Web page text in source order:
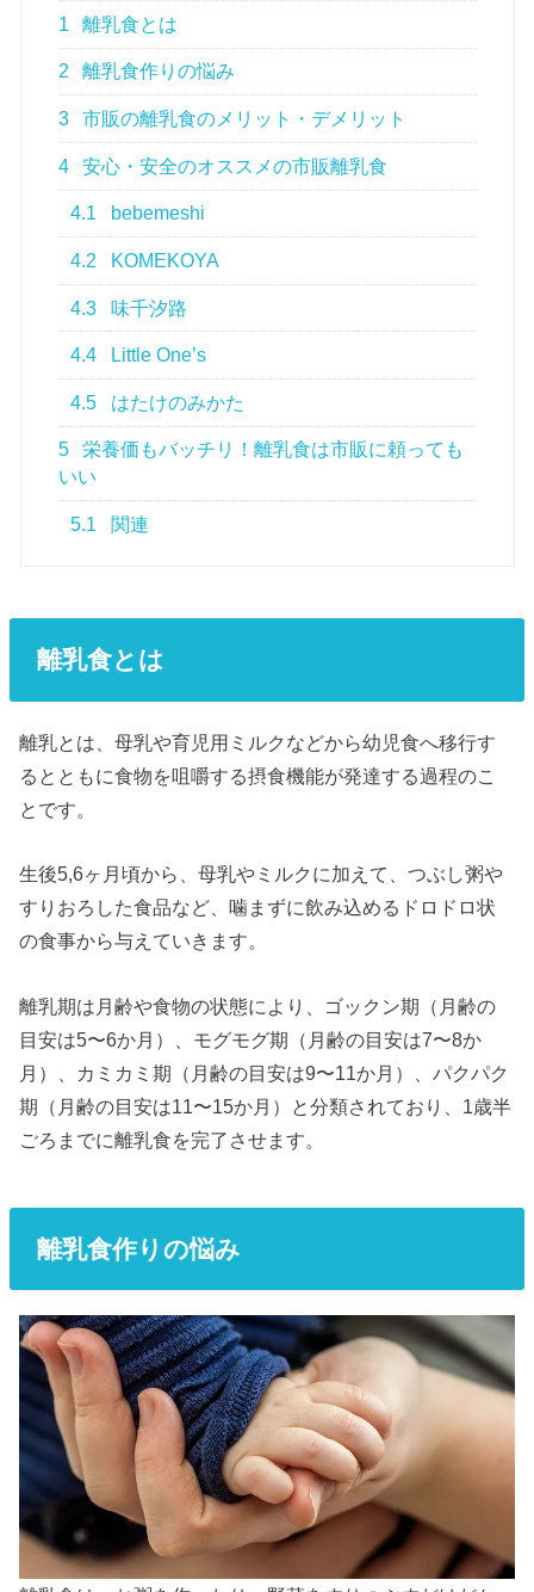
1 離乳食とは
2 離乳食作りの悩み
3 市販の離乳食のメリット・デメリット
4 安心・安全のオススメの市販離乳食
4.1 bebemeshi
4.2 KOMEKOYA
4.3 味千汐路
4.4 Little One’s
4.5 はたけのみかた
5
栄養価もバッチリ！離乳食は市販に頼っても
いい
5.1 関連
離乳食とは
離乳とは、母乳や育児用ミルクなどから幼児食へ移行す
るとともに食物を咀嚼する摂食機能が発達する過程のこ
とです。
生後5,6ヶ月頃から、母乳やミルクに加えて、つぶし粥や
すりおろした食品など、噛まずに飲み込めるドロドロ状
の食事から与えていきます。
離乳期は月齢や食物の状態により、ゴックン期（月齢の
目安は5〜6か月）、モグモグ期（月齢の目安は7〜8か
月）、カミカミ期（月齢の目安は9〜11か月）、パクパク
期（月齢の目安は11〜15か月）と分類されており、1歳半
ごろまでに離乳食を完了させます。
離乳食作りの悩み